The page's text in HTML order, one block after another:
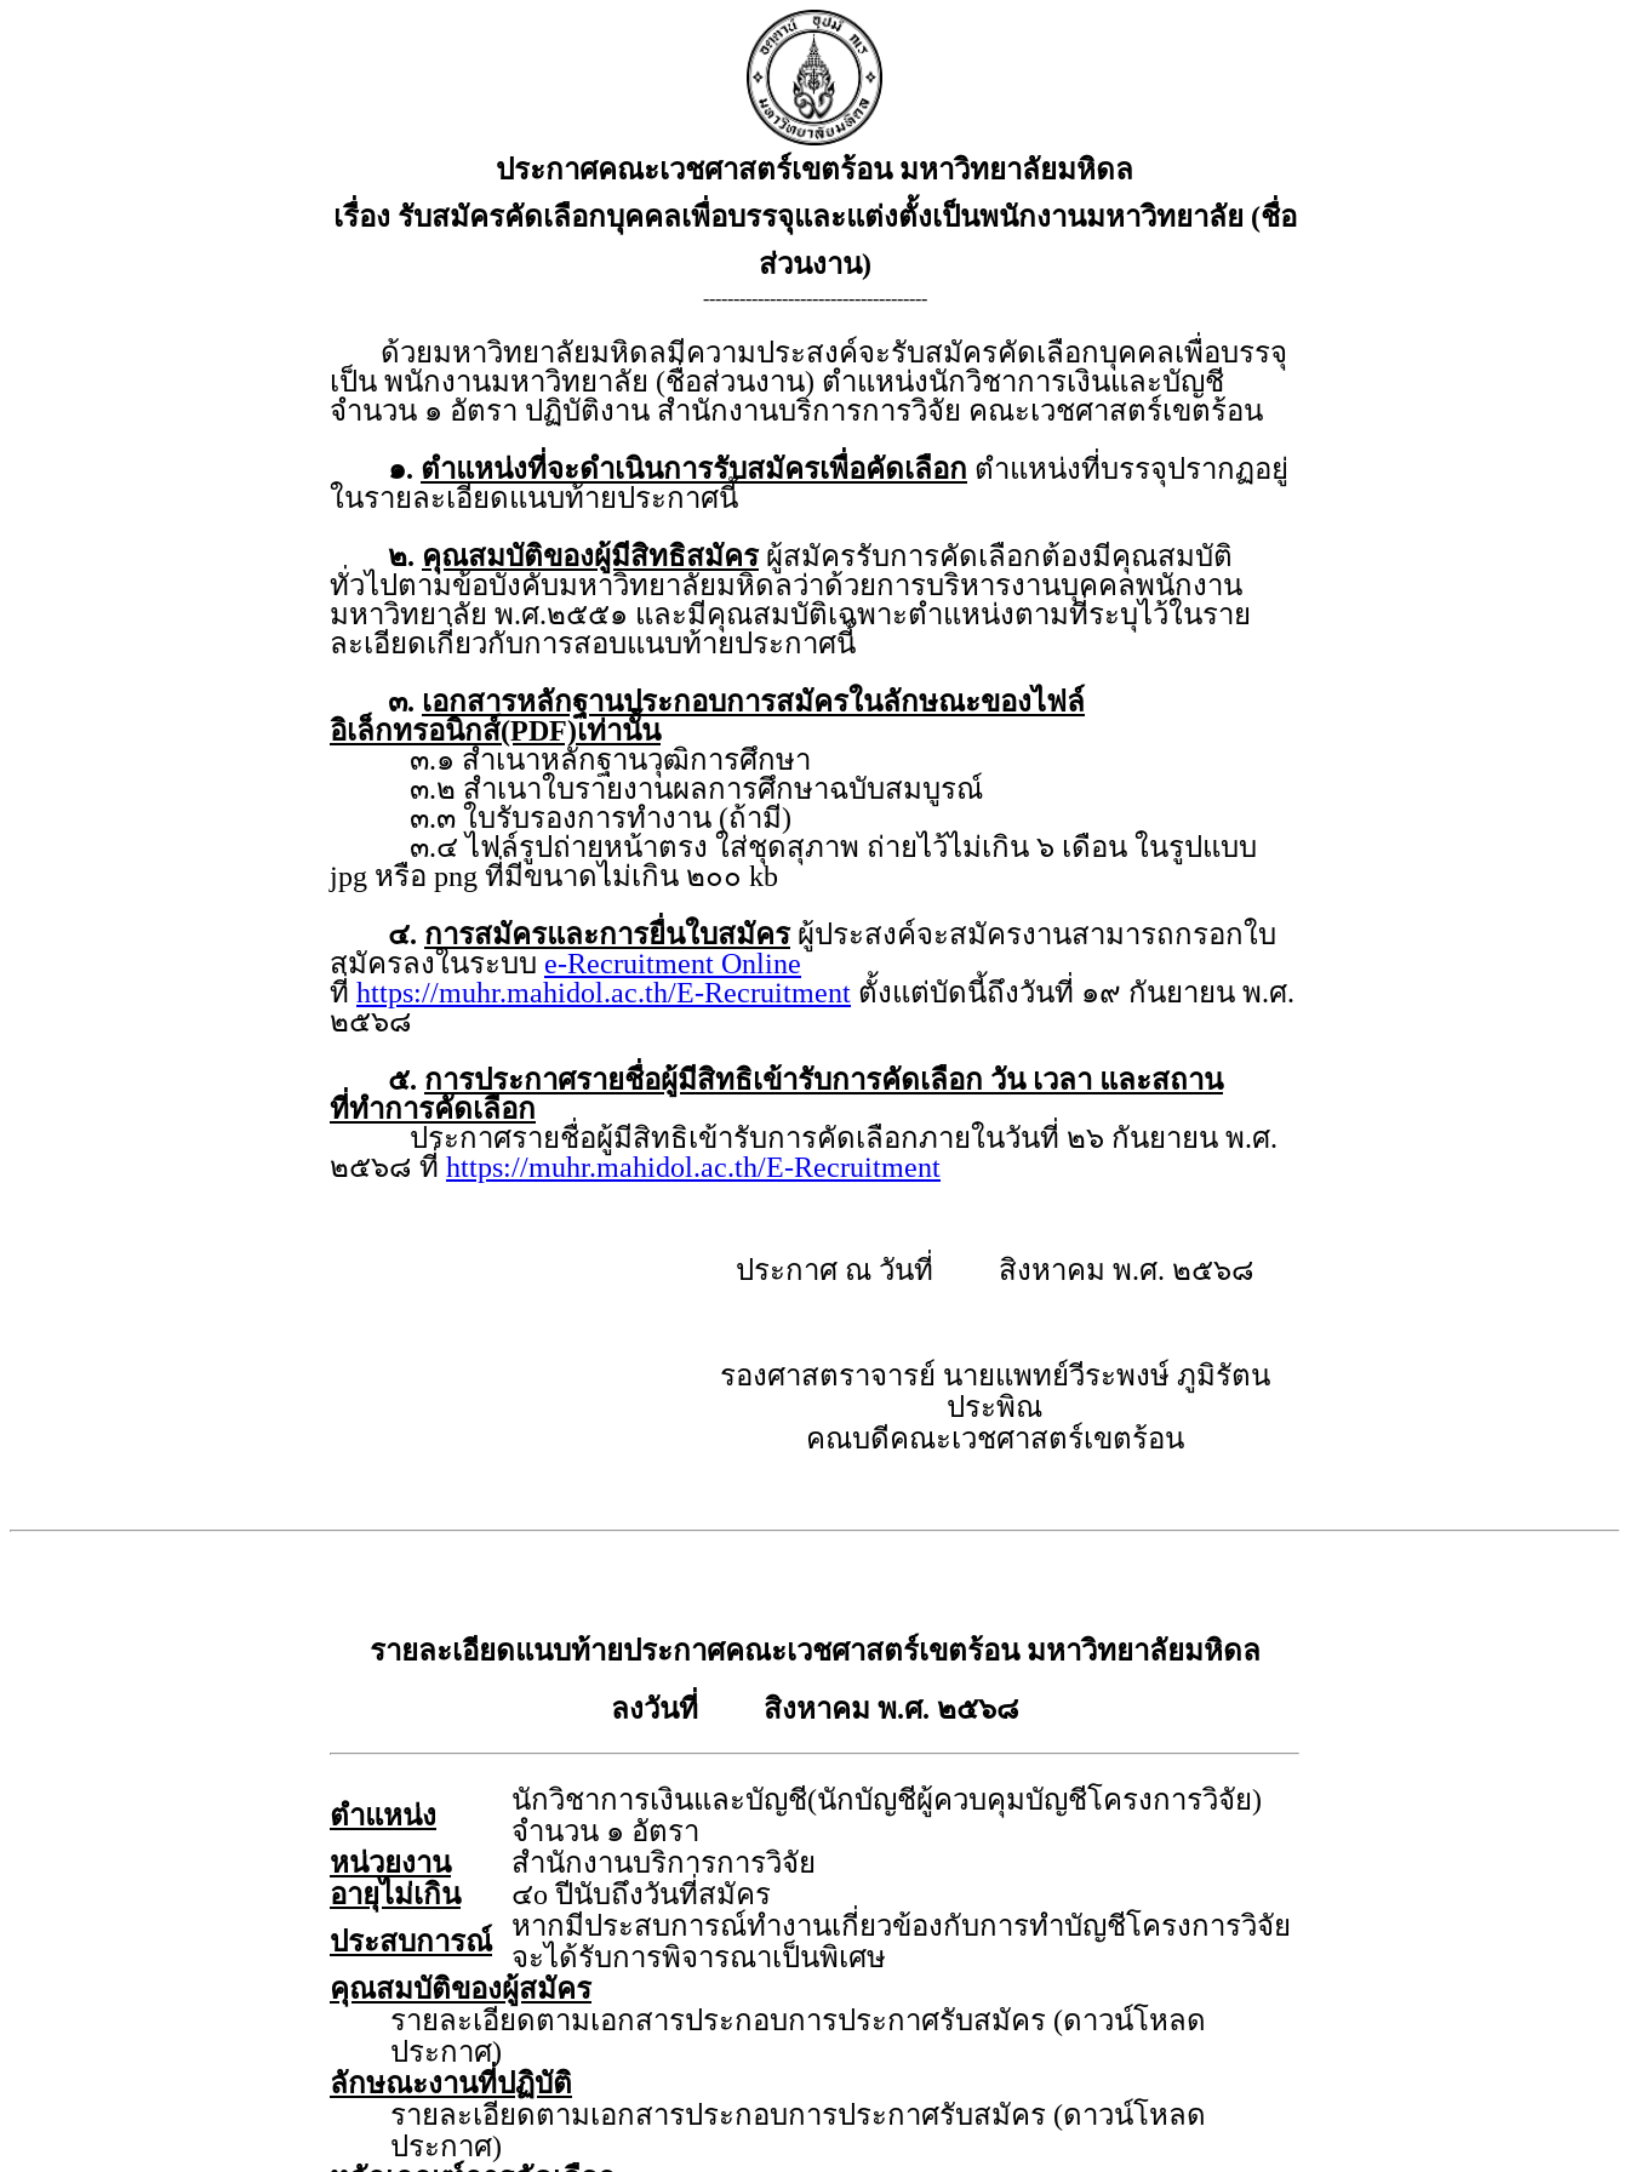
ประกาศคณะเวชศาสตร์เขตร้อน มหาวิทยาลัยมหิดล
เรื่อง รับสมัครคัดเลือกบุคคลเพื่อบรรจุและแต่งตั้งเป็นพนักงานมหาวิทยาลัย (ชื่อ
ส่วนงาน)
-------------------------------------
ด้วยมหาวิทยาลัยมหิดลมีความประสงค์จะรับสมัครคัดเลือกบุคคลเพื่อบรรจุ
เป็น พนักงานมหาวิทยาลัย (ชื่อส่วนงาน) ตำแหน่งนักวิชาการเงินและบัญชี
จำนวน ๑ อัตรา ปฏิบัติงาน สำนักงานบริการการวิจัย คณะเวชศาสตร์เขตร้อน
๑. ตำแหน่งที่จะดำเนินการรับสมัครเพื่อคัดเลือก ตำแหน่งที่บรรจุปรากฏอยู่
ในรายละเอียดแนบท้ายประกาศนี้
๒. คุณสมบัติของผู้มีสิทธิสมัครผู้สมัครรับการคัดเลือกต้องมีคุณสมบัติ
ทั่วไปตามข้อบังคับมหาวิทยาลัยมหิดลว่าด้วยการบริหารงานบุคคลพนักงาน
มหาวิทยาลัย พ.ศ.๒๕๕๑ และมีคุณสมบัติเฉพาะตำแหน่งตามที่ระบุไว้ในราย
ละเอียดเกี่ยวกับการสอบแนบท้ายประกาศนี้
๓. เอกสารหลักฐานประกอบการสมัครในลักษณะของไฟล์
อิเล็กทรอนิกส์(PDF)เท่านั้น
๓.๑ สำเนาหลักฐานวุฒิการศึกษา
๓.๒ สำเนาใบรายงานผลการศึกษาฉบับสมบูรณ์
๓.๓ ใบรับรองการทำงาน (ถ้ามี)
๓.๔ ไฟล์รูปถ่ายหน้าตรง ใส่ชุดสุภาพ ถ่ายไว้ไม่เกิน ๖ เดือน ในรูปแบบ
jpg หรือ png ที่มีขนาดไม่เกิน ๒๐๐ kb
๔. การสมัครและการยื่นใบสมัครผู้ประสงค์จะสมัครงานสามารถกรอกใบ
สมัครลงในระบบ e-Recruitment Online
ที่ https://muhr.mahidol.ac.th/E-Recruitment ตั้งแต่บัดนี้ถึงวันที่ ๑๙ กันยายน พ.ศ.
๒๕๖๘
๕. การประกาศรายชื่อผู้มีสิทธิเข้ารับการคัดเลือก วัน เวลา และสถาน
ที่ทำการคัดเลือก
ประกาศรายชื่อผู้มีสิทธิเข้ารับการคัดเลือกภายในวันที่ ๒๖ กันยายน พ.ศ.
๒๕๖๘ ที่ https://muhr.mahidol.ac.th/E-Recruitment
ประกาศ ณ วันที่ สิงหาคม พ.ศ. ๒๕๖๘
รองศาสตราจารย์ นายแพทย์วีระพงษ์ ภูมิรัตน
ประพิณ
คณบดีคณะเวชศาสตร์เขตร้อน
รายละเอียดแนบท้ายประกาศคณะเวชศาสตร์เขตร้อน มหาวิทยาลัยมหิดล
ลงวันที่ สิงหาคม พ.ศ. ๒๕๖๘
ตำแหน่ง
นักวิชาการเงินและบัญชี(นักบัญชีผู้ควบคุมบัญชีโครงการวิจัย)
จำนวน ๑ อัตรา
หน่วยงาน
สำนักงานบริการการวิจัย
อายุไม่เกิน
๔o ปีนับถึงวันที่สมัคร
ประสบการณ์
หากมีประสบการณ์ทำงานเกี่ยวข้องกับการทำบัญชีโครงการวิจัย
จะได้รับการพิจารณาเป็นพิเศษ
คุณสมบัติของผู้สมัคร
รายละเอียดตามเอกสารประกอบการประกาศรับสมัคร (ดาวน์โหลด
ประกาศ)
ลักษณะงานที่ปฏิบัติ
รายละเอียดตามเอกสารประกอบการประกาศรับสมัคร (ดาวน์โหลด
ประกาศ)